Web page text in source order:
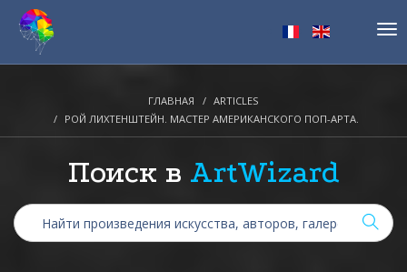
ГЛАВНАЯ
ARTICLES
РОЙ ЛИХТЕНШТЕЙН. МАСТЕР АМЕРИКАНСКОГО ПОП-АРТА.
Поиск в ArtWizard